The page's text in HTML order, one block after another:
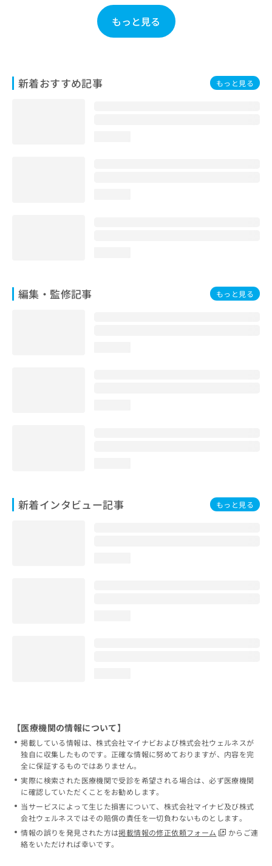
もっと見る
新着おすすめ記事 もっと見る
編集・監修記事 もっと見る
新着インタビュー記事 もっと見る
は
【医療機関の情報について】
掲載している情報は、株式会社マイナビおよび株式会社ウェルネスが
独自に収集したものです。正確な情報に努めておりますが、内容を完
全に保証するものではありません。
実際に検索された医療機関で受診を希望される場合は、必ず医療機関
に確認していただくことをお勧めします。
当サービスによって生じた損害について、株式会社マイナビ及び株式
会社ウェルネスではその賠償の責任を一切負わないものとします。
情報の誤りを発見された方は掲載情報の修正依頼フォーム
からご連
絡をいただければ幸いです。